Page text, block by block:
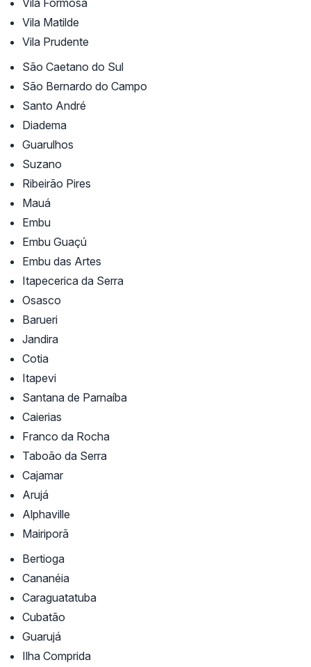
Vila Formosa
Vila Matilde
Vila Prudente
São Caetano do Sul
São Bernardo do Campo
Santo André
Diadema
Guarulhos
Suzano
Ribeirão Pires
Mauá
Embu
Embu Guaçú
Embu das Artes
Itapecerica da Serra
Osasco
Barueri
Jandira
Cotia
Itapevi
Santana de Parnaíba
Caierias
Franco da Rocha
Taboão da Serra
Cajamar
Arujá
Alphaville
Mairiporã
Bertioga
Cananéia
Caraguatatuba
Cubatão
Guarujá
Ilha Comprida